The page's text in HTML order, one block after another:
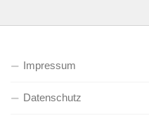
Impressum
Datenschutz